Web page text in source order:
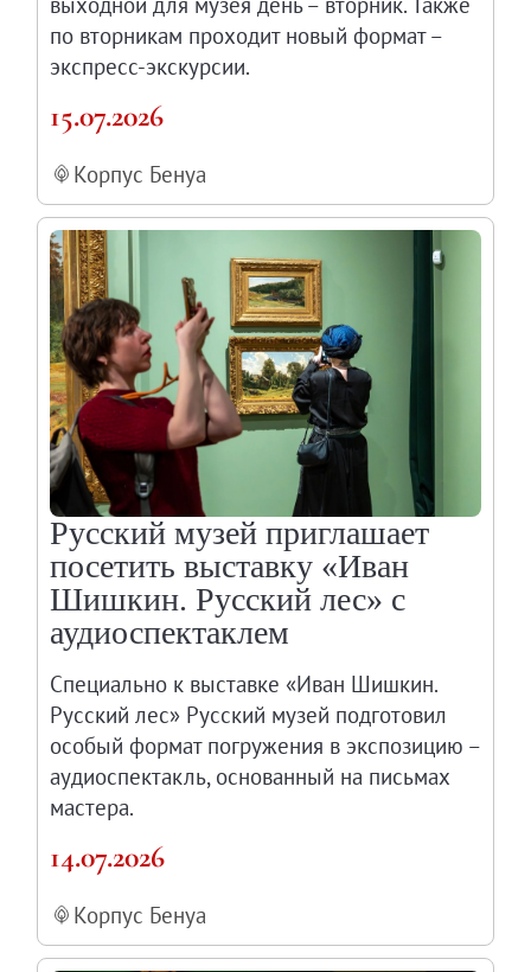
по вторникам проходит новый формат –
экспресс-экскурсии.
15.07.2026
Корпус Бенуа
Русский музей приглашает
посетить выставку «Иван
Шишкин. Русский лес» с
аудиоспектаклем
Специально к выставке «Иван Шишкин.
Русский лес» Русский музей подготовил
особый формат погружения в экспозицию –
аудиоспектакль, основанный на письмах
мастера.
14.07.2026
Корпус Бенуа